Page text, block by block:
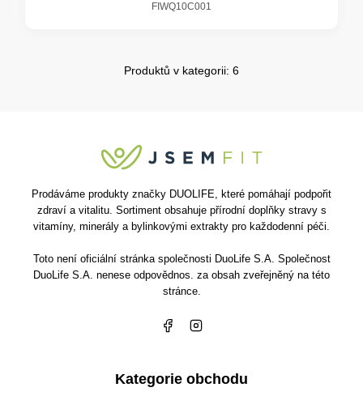
FIWQ10C001
Produktů v kategorii: 6
Prodáváme produkty značky DUOLIFE, které pomáhají podpořit
zdraví a vitalitu. Sortiment obsahuje přírodní doplňky stravy s
vitamíny, minerály a bylinkovými extrakty pro každodenní péči.
Toto není oficiální stránka společnosti DuoLife S.A. Společnost
DuoLife S.A. nenese odpovědnos. za obsah zveřejněný na této
stránce.
Kategorie obchodu